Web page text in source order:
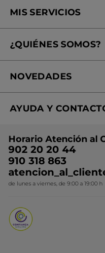
MIS SERVICIOS
Tratamientos de Belleza
Mi club Yves Rocher
¿QUIÉNES SOMOS?
¿Quiénes somos?
Nuestros compromisos
Conviértete en
NOVEDADES
Rebajas
Ideas de Regalo
Colección Monoi
Novedades del mes
AYUDA Y
Contacto
Horario Atención al
902 20 20 44
910 318 863
de lunes a viernes, de 9:00 a 19:00 h